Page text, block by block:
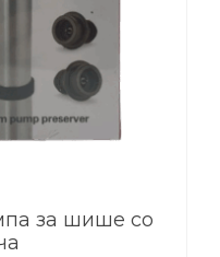
за шише со